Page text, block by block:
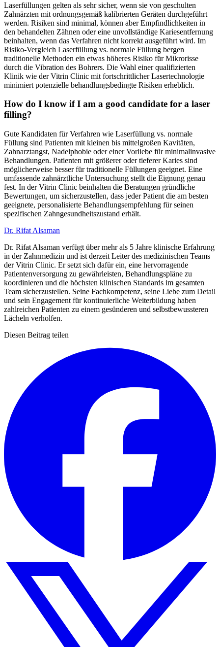
Laserfüllungen gelten als sehr sicher, wenn sie von geschulten
Zahnärzten mit ordnungsgemäß kalibrierten Geräten durchgeführt
werden. Risiken sind minimal, können aber Empfindlichkeiten in
den behandelten Zähnen oder eine unvollständige Kariesentfernung
beinhalten, wenn das Verfahren nicht korrekt ausgeführt wird. Im
Risiko-Vergleich Laserfüllung vs. normale Füllung bergen
traditionelle Methoden ein etwas höheres Risiko für Mikrorisse
durch die Vibration des Bohrers. Die Wahl einer qualifizierten
Klinik wie der Vitrin Clinic mit fortschrittlicher Lasertechnologie
minimiert potenzielle behandlungsbedingte Risiken erheblich.
How do I know if I am a good candidate for a laser
filling?
Gute Kandidaten für Verfahren wie Laserfüllung vs. normale
Füllung sind Patienten mit kleinen bis mittelgroßen Kavitäten,
Zahnarztangst, Nadelphobie oder einer Vorliebe für minimalinvasive
Behandlungen. Patienten mit größerer oder tieferer Karies sind
möglicherweise besser für traditionelle Füllungen geeignet. Eine
umfassende zahnärztliche Untersuchung stellt die Eignung genau
fest. In der Vitrin Clinic beinhalten die Beratungen gründliche
Bewertungen, um sicherzustellen, dass jeder Patient die am besten
geeignete, personalisierte Behandlungsempfehlung für seinen
spezifischen Zahngesundheitszustand erhält.
Dr. Rifat Alsaman
Dr. Rifat Alsaman verfügt über mehr als 5 Jahre klinische Erfahrung
in der Zahnmedizin und ist derzeit Leiter des medizinischen Teams
der Vitrin Clinic. Er setzt sich dafür ein, eine hervorragende
Patientenversorgung zu gewährleisten, Behandlungspläne zu
koordinieren und die höchsten klinischen Standards im gesamten
Team sicherzustellen. Seine Fachkompetenz, seine Liebe zum Detail
und sein Engagement für kontinuierliche Weiterbildung haben
zahlreichen Patienten zu einem gesünderen und selbstbewussteren
Lächeln verholfen.
Diesen Beitrag teilen